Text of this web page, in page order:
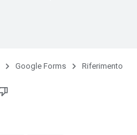
Google Forms Riferimento